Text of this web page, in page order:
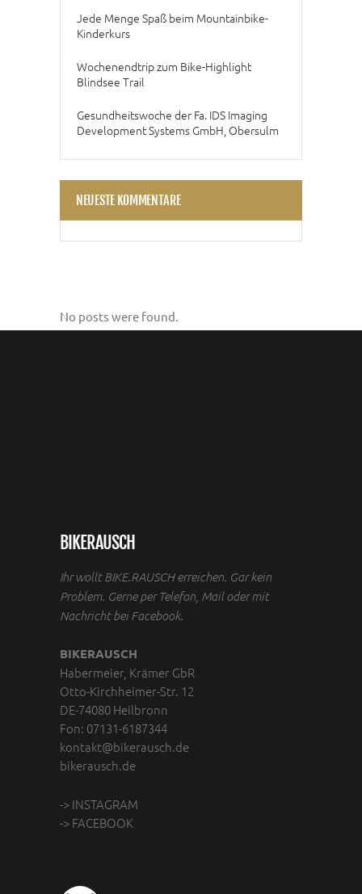
Jede Menge Spaß beim Mountainbike-
Kinderkurs
Wochenendtrip zum Bike-Highlight
Blindsee Trail
Gesundheitswoche der Fa. IDS Imaging
Development Systems GmbH, Obersulm
NEUESTE KOMMENTARE
No posts were found.
BIKERAUSCH
Ihr wollt BIKE.RAUSCH erreichen. Gar kein
Problem. Gerne per Telefon, Mail oder mit
Nachricht bei Facebook.
BIKERAUSCH
Habermeier, Krämer GbR
Otto-Kirchheimer-Str. 12
DE-74080 Heilbronn
Fon: 07131-6187344
kontakt@bikerausch.de
bikerausch.de
-> INSTAGRAM
-> FACEBOOK